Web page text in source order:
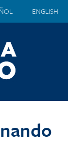
ENGLISH